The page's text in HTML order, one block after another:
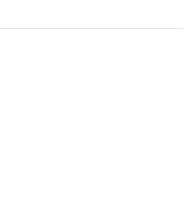
Stallone und Arnold Schwarzenegger in der
Rummenigge